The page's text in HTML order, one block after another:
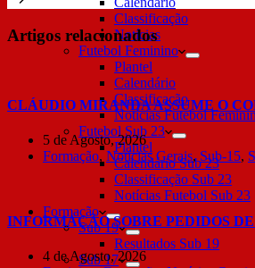
Classificação
Notícias
Futebol Feminino
Plantel
Calendário
Classificação
Notícias Futebol
Futebol Sub 23
Plantel
Calendário Sub 23
Classificação Sub 23
Notícias Futebol Sub 23
Formação
Sub 19
Resultados Sub 19
Sub 17
Artigos relacionados
CLÁUDIO MIRANDA ASSUME O
5 de Agosto, 2026
Formação, Notícias Gerais, Sub-15,
INFORMAÇÃO SOBRE PEDIDOS
4 de Agosto, 2026